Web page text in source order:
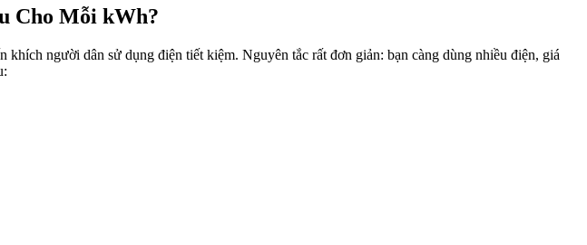
Cho Mỗi kWh?
khích người dân sử dụng điện tiết kiệm. Nguyên tắc rất đơn giản: bạn càng dùng nhiều điện, giá